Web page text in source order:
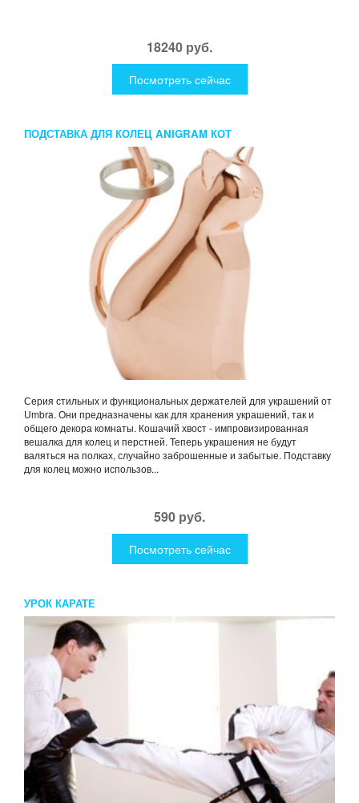
18240 руб.
Посмотреть сейчас
ПОДСТАВКА ДЛЯ КОЛЕЦ ANIGRAM КОТ
Серия стильных и функциональных держателей для украшений от
Umbra. Они предназначены как для хранения украшений, так и
общего декора комнаты. Кошачий хвост - импровизированная
вешалка для колец и перстней. Теперь украшения не будут
валяться на полках, случайно заброшенные и забытые. Подставку
для колец можно использов...
590 руб.
Посмотреть сейчас
УРОК КАРАТЕ